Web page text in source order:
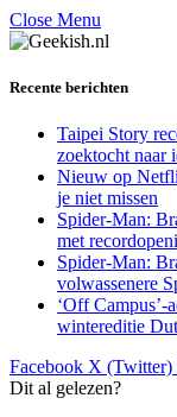
Close Menu
Recente berichten
Taipei Story
zoektocht naar
Nieuw op
je niet missen
Spider-Man:
met
Spider-Man:
volwassenere
‘Off
wintereditie
Facebook X (Twitter)
Dit al gelezen?